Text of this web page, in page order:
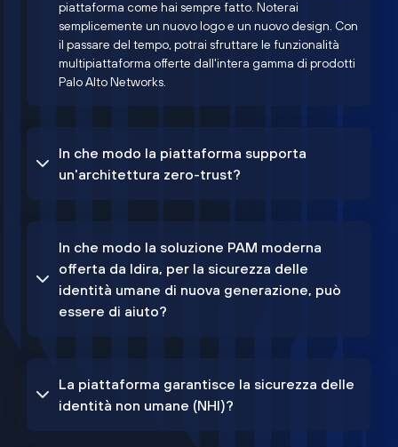
piattaforma come hai sempre fatto. Noterai
semplicemente un nuovo logo e un nuovo design. Con
il passare del tempo, potrai sfruttare le funzionalità
multipiattaforma offerte dall'intera gamma di prodotti
Palo Alto Networks.
In che modo la piattaforma supporta
un'architettura zero-trust?
In che modo la soluzione PAM moderna
offerta da Idira, per la sicurezza delle
identità umane di nuova generazione, può
essere di aiuto?
La piattaforma garantisce la sicurezza delle
identità non umane (NHI)?